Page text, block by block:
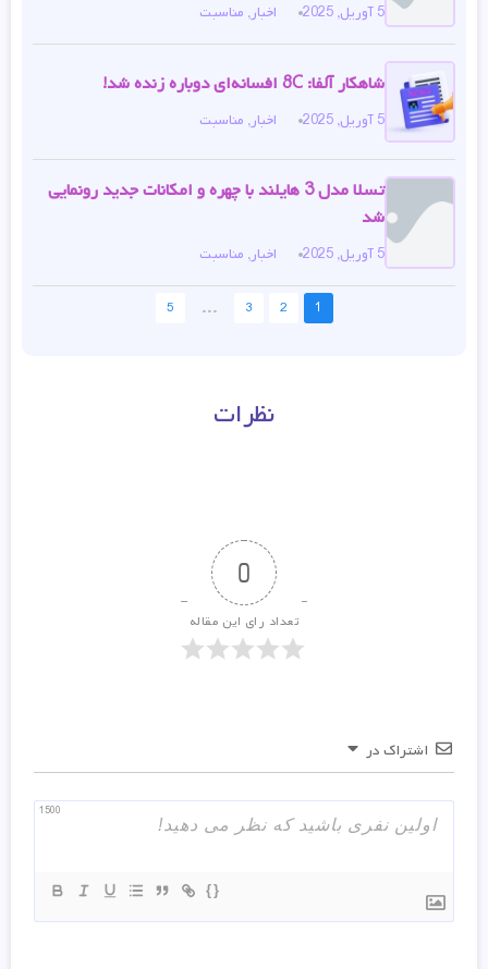
5 آوریل, 2025 اخبار, مناسبت
شاهکار آلفا: 8C افسانه‌ای دوباره زنده شد!
5 آوریل, 2025 اخبار, مناسبت
تسلا مدل 3 هایلند با چهره و امکانات جدید رونمایی
شد
5 آوریل, 2025 اخبار, مناسبت
1
2
3
...
5
نظرات
0
تعداد رای این مقاله
اشتراک در
1500
{}